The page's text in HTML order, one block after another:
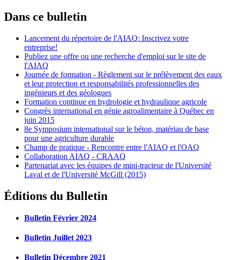
Dans ce bulletin
Lancement du répertoire de l'AIAQ: Inscrivez votre
entreprise!
Publiez une offre ou une recherche d'emploi sur le site de
l'AIAQ
Journée de formation - Règlement sur le prélèvement des eaux
et leur protection et responsabilités professionnelles des
ingénieurs et des géologues
Formation continue en hydrologie et hydraulique agricole
Congrès international en génie agroalimentaire à Québec en
juin 2015
8e Symposium international sur le béton, matériau de base
pour une agriculture durable
Champ de pratique - Rencontre entre l'AIAQ et l'OAQ
Collaboration AIAQ - CRAAQ
Partenariat avec les équipes de mini-tracteur de l'Université
Laval et de l'Université McGill (2015)
Éditions du Bulletin
Bulletin Février 2024
Bulletin Juillet 2023
Bulletin Décembre 2021